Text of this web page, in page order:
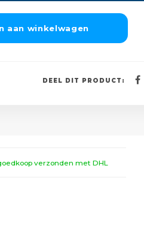
aan winkelwagen
DEEL DIT PRODUCT:
verzonden met DHL